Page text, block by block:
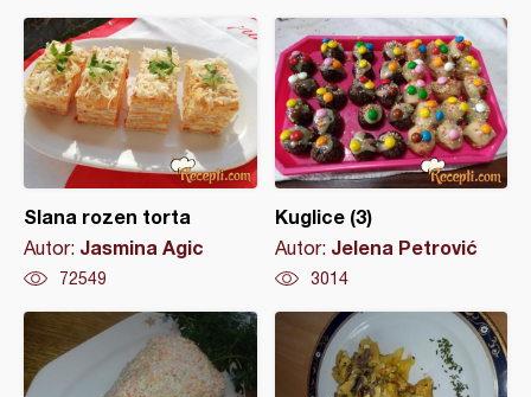
Slana rozen torta
Autor: Jasmina Agic
72549
Kuglice (3)
Autor: Jelena Petrović
3014